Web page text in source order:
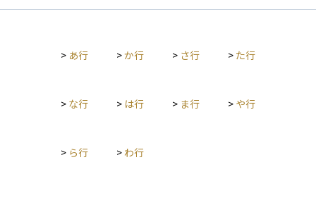
> あ行 >か行 > さ行 > た行
> な行 > は行 > ま行 > や行
> ら行 > わ行